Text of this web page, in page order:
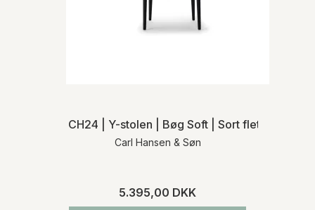
CH24 | Y-stolen | Bøg Soft | Sort flet
Carl Hansen & Søn
5.395,00 DKK